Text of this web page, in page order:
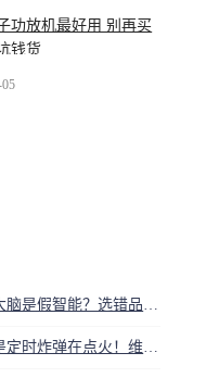
功放机最好用 别再买
钱货